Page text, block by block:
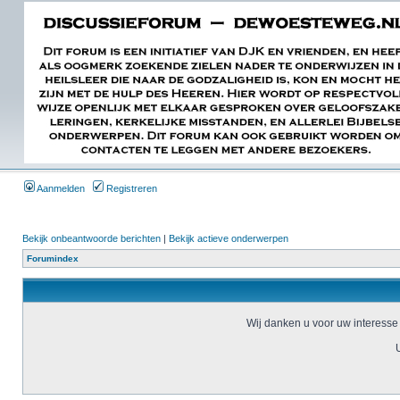
Aanmelden Registreren
Bekijk onbeantwoorde berichten | Bekijk actieve onderwerpen
Forumindex
Wij danken u voor uw